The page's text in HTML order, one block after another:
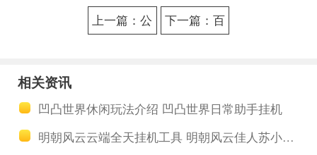
上一篇：公
下一篇：百
相关资讯
凹凸世界休闲玩法介绍 凹凸世界日常助手挂机
明朝风云云端全天挂机工具 明朝风云佳人苏小小获取攻略